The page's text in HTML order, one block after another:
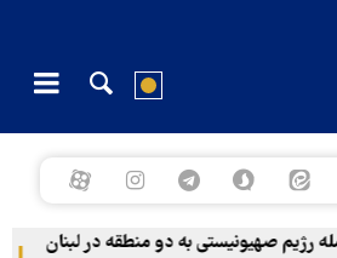
رژیم صهیونیستی به دو منطقه در لبنان